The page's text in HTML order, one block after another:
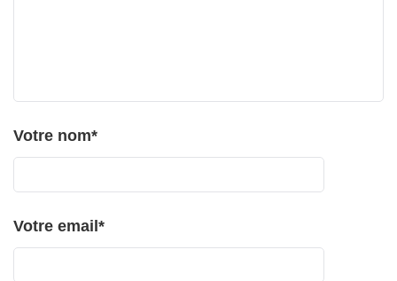
Votre nom*
Votre email *